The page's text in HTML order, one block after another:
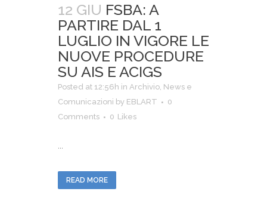
12 GIU FSBA: A
PARTIRE DAL 1
LUGLIO IN VIGORE LE
NUOVE PROCEDURE
SU AIS E ACIGS
Posted at 12:56h in Archivio, News e
Comunicazioni by EBLART
0
Comments
0 Likes
...
READ MORE